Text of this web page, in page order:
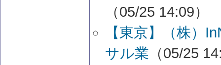
（05/25 14:09）
【東京】（株）
サル業 （05/25